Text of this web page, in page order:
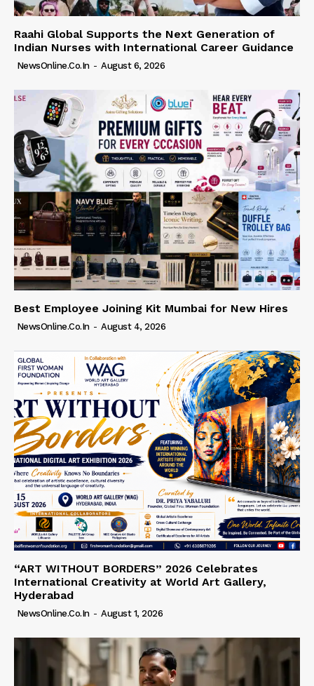
Raahi Global Supports the Next Generation of
Indian Nurses with International Career Guidance
NewsOnline.co.in - August 6, 2026
Best Employee Joining Kit Mumbai for New Hires
NewsOnline.co.in - August 4, 2026
“ART WITHOUT BORDERS” 2026 Celebrates
International Creativity at World Art Gallery,
Hyderabad
NewsOnline.co.in - August 1, 2026